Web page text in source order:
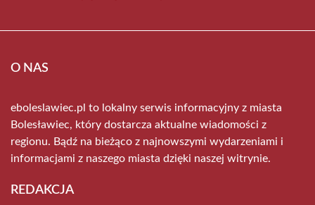
O NAS
eboleslawiec.pl to lokalny serwis informacyjny z miasta
Bolesławiec, który dostarcza aktualne wiadomości z
regionu. Bądź na bieżąco z najnowszymi wydarzeniami i
informacjami z naszego miasta dzięki naszej witrynie.
REDAKCJA